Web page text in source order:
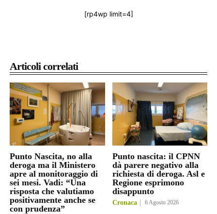
Articoli correlati
Punto Nascita, no alla
deroga ma il Ministero
apre al monitoraggio di
sei mesi. Vadi: “Una
risposta che valutiamo
positivamente anche se
con prudenza”
Punto nascita: il CPNN
dà parere negativo alla
richiesta di deroga. Asl e
Regione esprimono
disappunto
Cronaca 6 Agosto 2026
[rp4wp limit=4]